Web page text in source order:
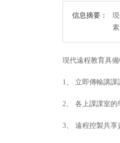
信息摘要：
現代遠程教育具
1、 立即傳輸講課
2、 各上課課室的
3、 遠程控製共享